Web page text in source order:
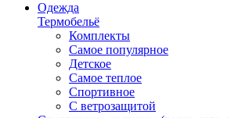
Одежда
Термобельё
Комплекты
Самое популярное
Детское
Самое теплое
Спортивное
С ветрозащитой